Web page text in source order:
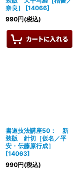
奈良］
[14066]
990円(税込)
書道技法講座50： 新
装版 針切［仮名／平
安・伝藤原行成］
[14063]
990円(税込)